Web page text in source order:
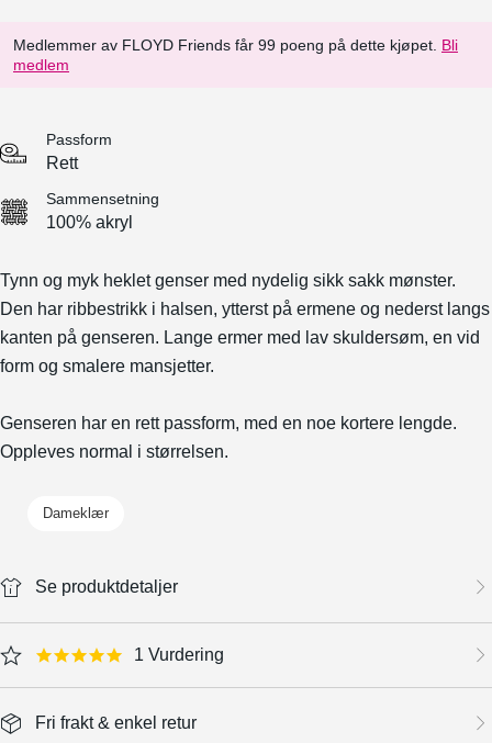
Medlemmer av FLOYD Friends får 99 poeng på dette kjøpet. Bli
medlem
Passform
Rett
Sammensetning
100% akryl
Tynn og myk heklet genser med nydelig sikk sakk mønster.
Den har ribbestrikk i halsen, ytterst på ermene og nederst langs
kanten på genseren. Lange ermer med lav skuldersøm, en vid
form og smalere mansjetter.
Genseren har en rett passform, med en noe kortere lengde.
Oppleves normal i størrelsen.
Dameklær
Se produktdetaljer
5.0 star rating 1 Vurdering
Fri frakt & enkel retur